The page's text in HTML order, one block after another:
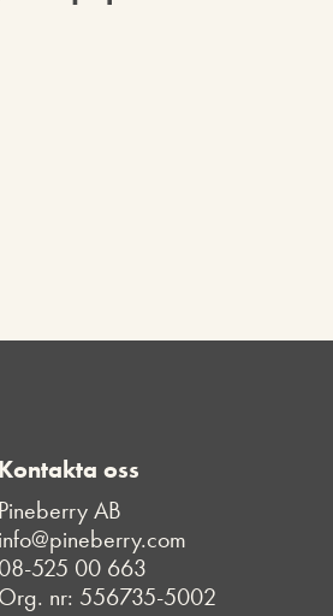
Kontakta oss
Pineberry AB
info@pineberry.com
08-525 00 663
Org. nr: 556735-5002